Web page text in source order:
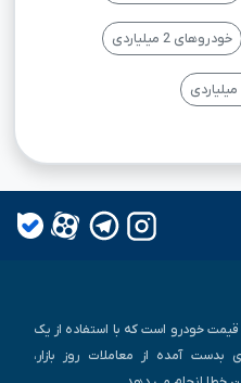
خودروهای 2 میلیاردی
قیمت خودرو است که با استفاده از یک
آمده از معاملات روز بازار،